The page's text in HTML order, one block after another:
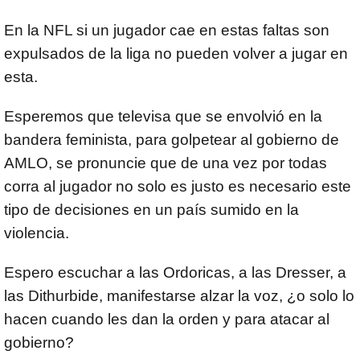
En la NFL si un jugador cae en estas faltas son
expulsados de la liga no pueden volver a jugar en
esta.
Esperemos que televisa que se envolvió en la
bandera feminista, para golpetear al gobierno de
AMLO, se pronuncie que de una vez por todas
corra al jugador no solo es justo es necesario este
tipo de decisiones en un país sumido en la
violencia.
Espero escuchar a las Ordoricas, a las Dresser, a
las Dithurbide, manifestarse alzar la voz, ¿o solo lo
hacen cuando les dan la orden y para atacar al
gobierno?